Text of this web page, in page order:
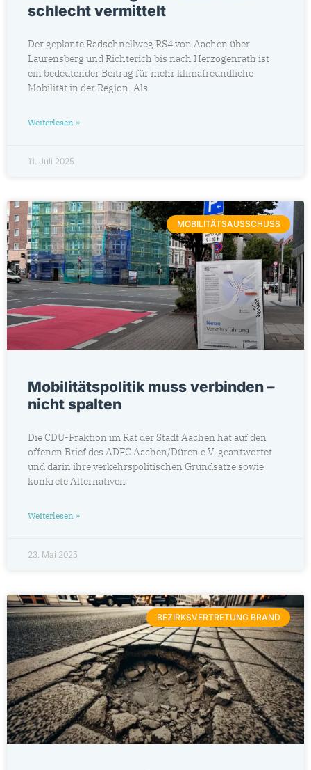
schlecht vermittelt
Der geplante Radschnellweg RS4 von Aachen über
Laurensberg und Richterich bis nach Herzogenrath ist
ein bedeutender Beitrag für mehr klimafreundliche
Mobilität in der Region. Als
Weiterlesen »
11. Juli 2025
MOBILITÄTSAUSSCHUSS
Mobilitätspolitik muss verbinden –
nicht spalten
Die CDU-Fraktion im Rat der Stadt Aachen hat auf den
offenen Brief des ADFC Aachen/Düren e.V. geantwortet
und darin ihre verkehrspolitischen Grundsätze sowie
konkrete Alternativen
Weiterlesen »
23. Mai 2025
BEZIRKSVERTRETUNG BRAND